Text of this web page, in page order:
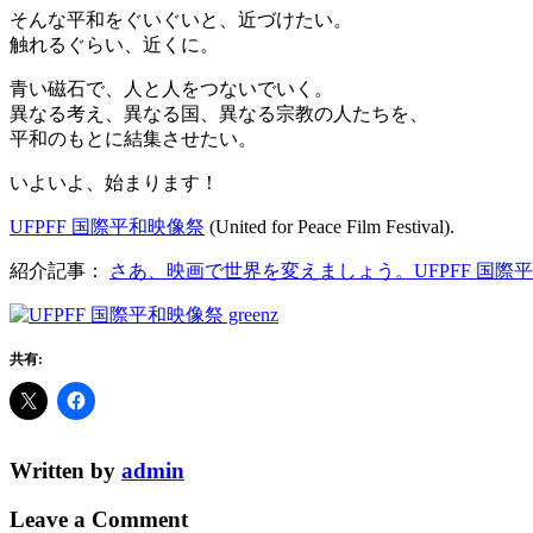
そんな平和をぐいぐいと、近づけたい。
触れるぐらい、近くに。
青い磁石で、人と人をつないでいく。
異なる考え、異なる国、異なる宗教の人たちを、
平和のもとに結集させたい。
いよいよ、始まります！
UFPFF 国際平和映像祭 (United for Peace Film Festival).
紹介記事： さあ、映画で世界を変えましょう。UFPFF 国際
共有:
Written by admin
Leave a Comment